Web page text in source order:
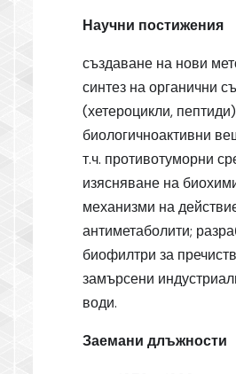
Научни постижения
създаване на нови
синтез на органични
(хетероцикли,
биологичноактивни
т.ч. противотуморни
изясняване на
механизми на
антиметаболити;
биофилтри за
замърсени
води.
Заемани длъжности